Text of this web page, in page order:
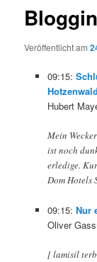
Veröffentlicht am
09:15:
Hubert
Mein
ist noch
erledige.
Dom
09:15: Nur
Oliver
[ lamisil